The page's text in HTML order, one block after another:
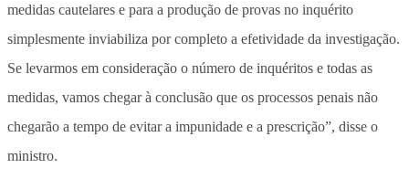
medidas cautelares e para a produção de provas no inquérito
simplesmente inviabiliza por completo a efetividade da investigação.
Se levarmos em consideração o número de inquéritos e todas as
medidas, vamos chegar à conclusão que os processos penais não
chegarão a tempo de evitar a impunidade e a prescrição”, disse o
ministro.